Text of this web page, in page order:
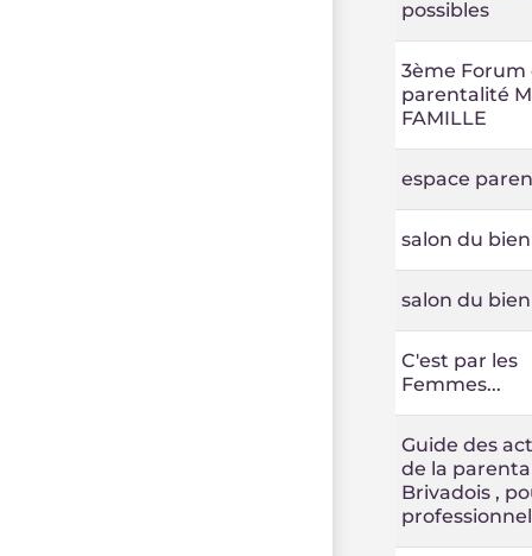
possibles
3ème Forum
parentalité
FAMILLE
espace
salon du
salon du
C'est par les
Femmes...
Guide des
de la
Brivadois ,